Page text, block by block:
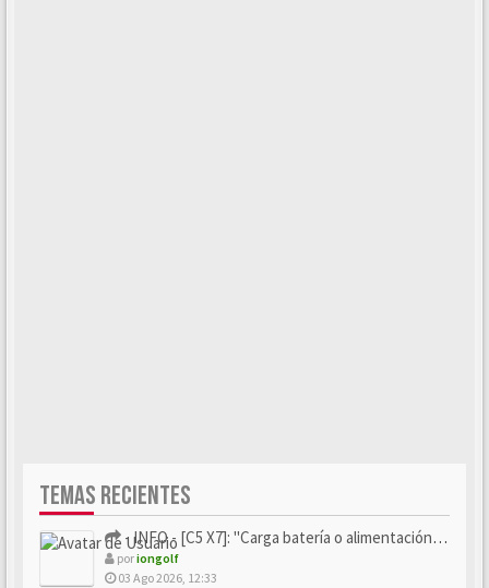
TEMAS RECIENTES
- INFO - [C5 X7]: "Carga batería o alimentación eléctri...
poriongolf
03 Ago 2026, 12:33